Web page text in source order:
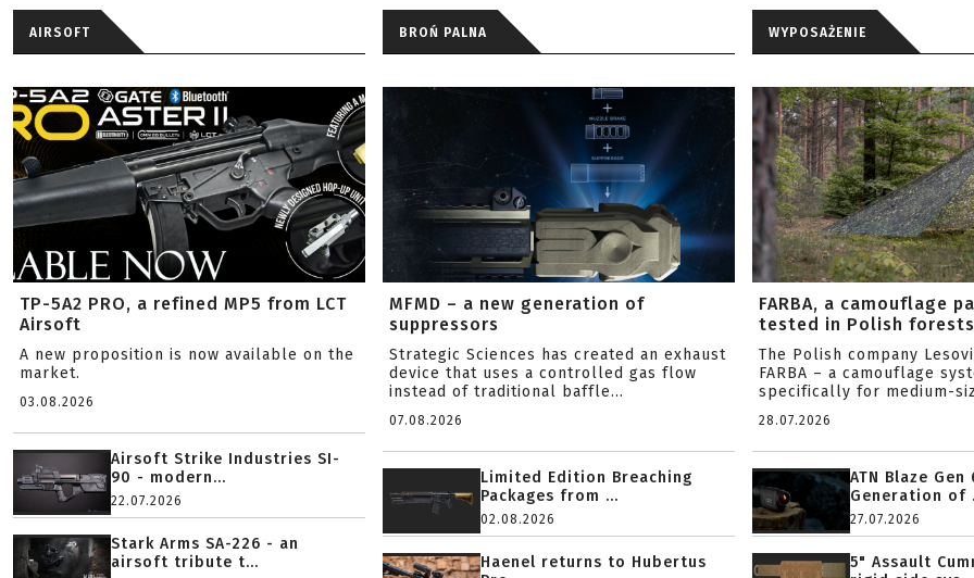
AIRSOFT
TP-5A2 PRO, a refined MP5 from LCT
Airsoft
A new proposition is now available on the
market.
03.08.2026
Airsoft Strike Industries SI-
90 - modern...
22.07.2026
Stark Arms SA-226 - an
airsoft tribute t...
BROŃ PALNA
MFMD – a new generation of
suppressors
Strategic Sciences has created an exhaust
device that uses a controlled gas flow
instead of traditional baffle...
07.08.2026
Limited Edition Breaching
Packages from ...
02.08.2026
Haenel returns to Hubertus
WYPOSAŻENIE
FARBA, a camouflage
tested in Polish forests
The Polish company
FARBA – a camouflage
specifically for medium-
28.07.2026
ATN Blaze Gen
Generation of
27.07.2026
5" Assault